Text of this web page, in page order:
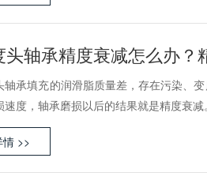
头轴承精度衰减怎么办？
轴承填充的润滑脂质量差，存在污染、
速度，轴承磨损以后的结果就是精度衰减。
情 >>